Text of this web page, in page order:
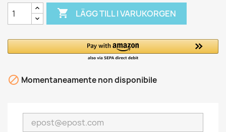
 LÄGG TILL I VARUKORGEN
 Momentaneamente non disponibile